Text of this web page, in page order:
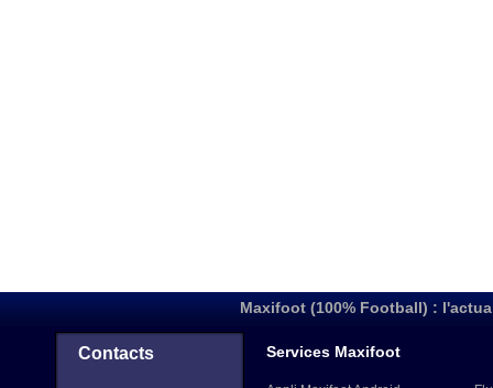
Maxifoot (100% Football) :
Contacts Services Maxifoot